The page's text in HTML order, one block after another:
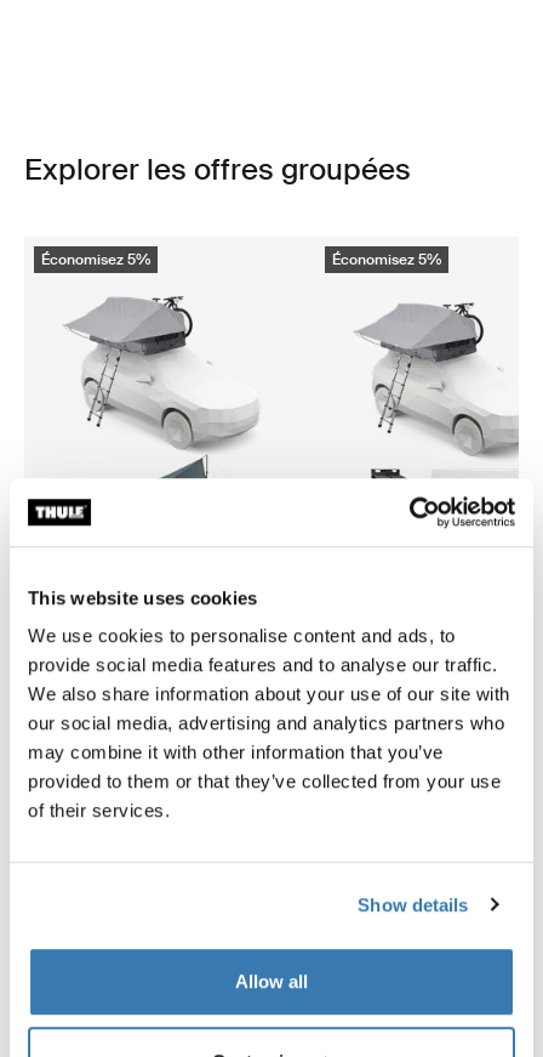
This website uses cookies
We use cookies to personalise content and ads, to
provide social media features and to analyse our traffic.
We also share information about your use of our site with
our social media, advertising and analytics partners who
may combine it with other information that you’ve
provided to them or that they’ve collected from your use
of their services.
Show details
Allow all
Explorer les offres groupées
Économisez 5%
Ensemble protection contre les
intempéries Thule Foothill Bedding 2
Thule Foothill 2 + Thule Starset tarp
Prix de vente
2 089,90 €
2 199,90 €
(économisez 110,00 €)
Économisez 5%
Pack essentiel Basecamp
Foothill 2
Thule Foothill 2 + Thule
organizer + Thule Foothill 2
condensation mat